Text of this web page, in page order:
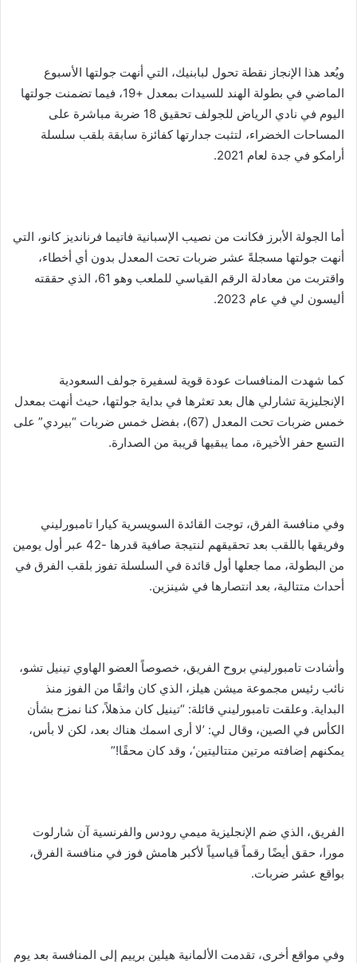
ويُعد هذا الإنجاز نقطة تحول لبابنيك، التي أنهت جولتها الأسبوع
الماضي في بطولة الهند للسيدات بمعدل +19، فيما تضمنت جولتها
اليوم في نادي الرياض للجولف تحقيق 18 ضربة مباشرة على
المساحات الخضراء، لتثبت جدارتها كفائزة سابقة بلقب سلسلة
أرامكو في جدة لعام 2021.
أما الجولة الأبرز فكانت من نصيب الإسبانية فاتيما فرنانديز كانو، التي
أنهت جولتها مسجلةً عشر ضربات تحت المعدل بدون أي أخطاء،
واقتربت من معادلة الرقم القياسي للملعب وهو 61، الذي حققته
أليسون لي في عام 2023.
كما شهدت المنافسات عودة قوية لسفيرة جولف السعودية
الإنجليزية تشارلي هال بعد تعثرها في بداية جولتها، حيث أنهت بمعدل
خمس ضربات تحت المعدل (67)، بفضل خمس ضربات “بيردي” على
التسع حفر الأخيرة، مما يبقيها قريبة من الصدارة.
وفي منافسة الفرق، توجت القائدة السويسرية كيارا تامبورليني
وفريقها باللقب بعد تحقيقهم لنتيجة صافية قدرها -42 عبر أول يومين
من البطولة، مما جعلها أول قائدة في السلسلة تفوز بلقب الفرق في
أحداث متتالية، بعد انتصارها في شينزين.
وأشادت تامبورليني بروح الفريق، خصوصاً العضو الهاوي تينيل تشو،
نائب رئيس مجموعة ميشن هيلز، الذي كان واثقًا من الفوز منذ
البداية. وعلقت تامبورليني قائلة: “تينيل كان مذهلاً، كنا نمزح بشأن
الكأس في الصين، وقال لي: ’لا أرى اسمك هناك بعد، لكن لا بأس،
يمكنهم إضافته مرتين متتاليتين‘، وقد كان محقًا!”
الفريق، الذي ضم الإنجليزية ميمي رودس والفرنسية آن شارلوت
مورا، حقق أيضًا رقماً قياسياً لأكبر هامش فوز في منافسة الفرق،
بواقع عشر ضربات.
وفي مواقع أخرى، تقدمت الألمانية هيلين برييم إلى المنافسة بعد يوم